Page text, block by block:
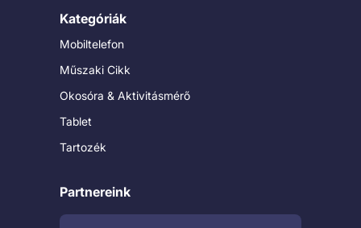
Kategóriák
Mobiltelefon
Műszaki Cikk
Okosóra & Aktivitásmérő
Tablet
Tartozék
Partnereink